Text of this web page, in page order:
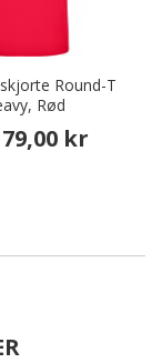
Round-T
Rød
kr